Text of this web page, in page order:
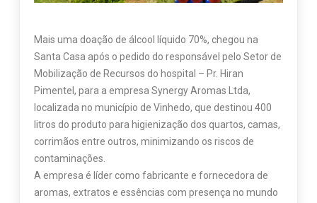
Mais uma doação de álcool líquido 70%, chegou na
Santa Casa após o pedido do responsável pelo Setor de
Mobilização de Recursos do hospital – Pr. Hiran
Pimentel, para a empresa Synergy Aromas Ltda,
localizada no município de Vinhedo, que destinou 400
litros do produto para higienização dos quartos, camas,
corrimãos entre outros, minimizando os riscos de
contaminações.
A empresa é líder como fabricante e fornecedora de
aromas, extratos e essências com presença no mundo